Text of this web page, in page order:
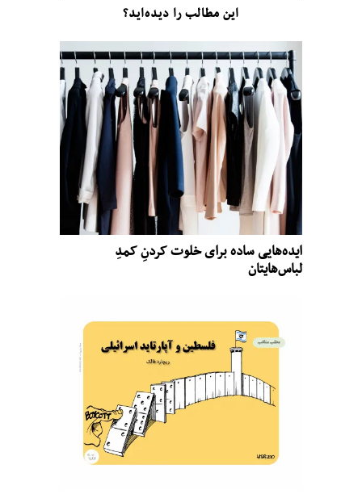
این مطالب را دیده‌اید؟
ایده‌هایی ساده برای خلوت کردنِ کمدِ
لباس‌هایتان